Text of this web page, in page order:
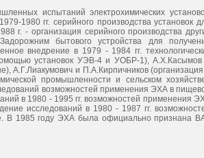
испытаний электрохимических
1980 гг. серийного производства установок
г. - организация серийного производства
бытового устройства для
внедрение в 1979 - 1984 гг.
установок УЭВ-4 и УОБР-1),
А.Г.Лиакумович и П.А.Кирпичников
промышленности и сельском
возможностей применения ЭХА в
в 1980 - 1995 гг. возможностей применения
исследований в 1980 - 1987 гг.
В 1985 году ЭХА была официально признана